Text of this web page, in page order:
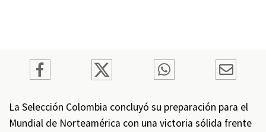
La Selección Colombia concluyó su preparación para el
Mundial de Norteamérica con una victoria sólida frente